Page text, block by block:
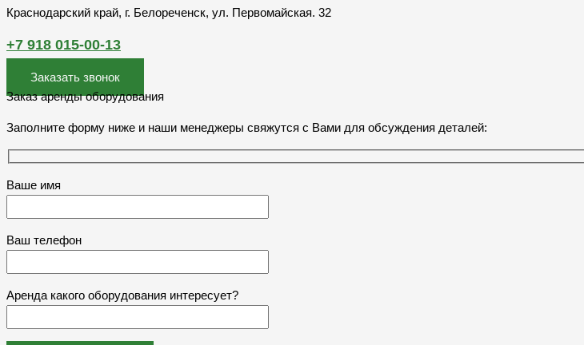
Краснодарский край, г. Белореченск, ул. Первомайская. 32
+7 918 015-00-13
Заказать звонок
Заказ аренды оборудования
Заполните форму ниже и наши менеджеры свяжутся с Вами для обсуждения деталей:
Ваше имя
Ваш телефон
Аренда какого оборудования интересует?